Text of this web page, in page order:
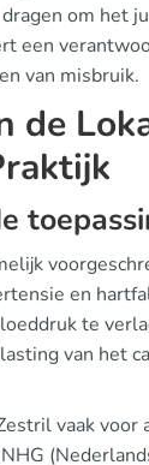
om het
een
van misbruik.
de
en
te
van het
vaak voor